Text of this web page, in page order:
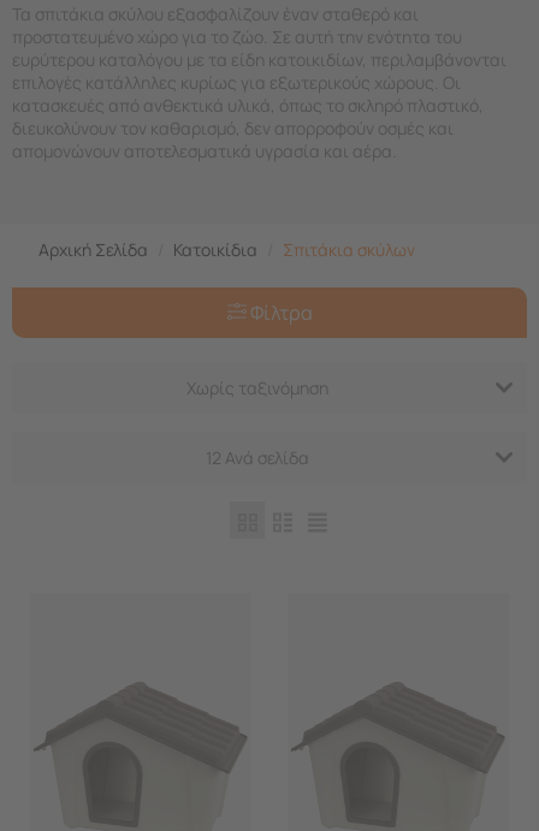
Τα σπιτάκια σκύλου εξασφαλίζουν έναν σταθερό και
προστατευμένο χώρο για το ζώο. Σε αυτή την ενότητα του
ευρύτερου καταλόγου με τα είδη κατοικιδίων, περιλαμβάνονται
επιλογές κατάλληλες κυρίως για εξωτερικούς χώρους. Οι
κατασκευές από ανθεκτικά υλικά, όπως το σκληρό πλαστικό,
διευκολύνουν τον καθαρισμό, δεν απορροφούν οσμές και
απομονώνουν αποτελεσματικά υγρασία και αέρα.
Αρχική Σελίδα Κατοικίδια Σπιτάκια σκύλων
Φίλτρα
Χωρίς ταξινόμηση
12 Ανά σελίδα